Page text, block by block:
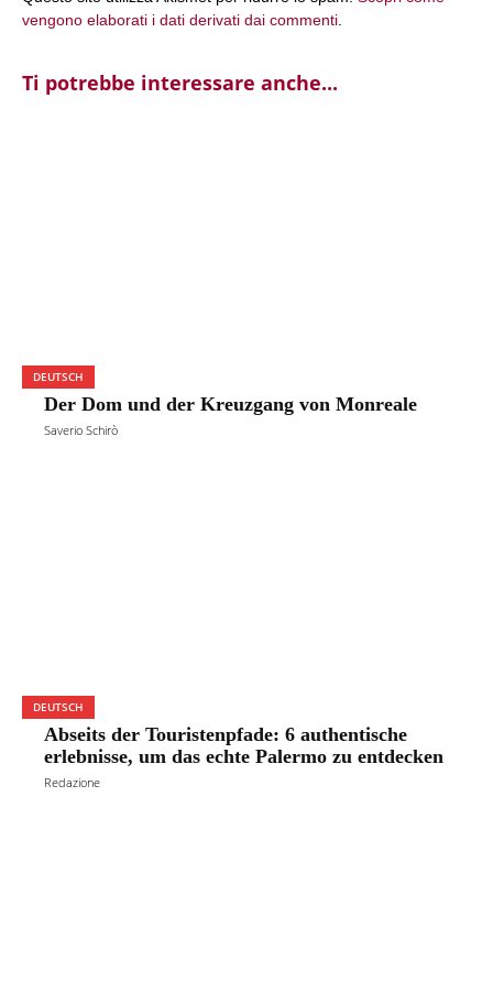
vengono elaborati i dati derivati dai commenti
Ti potrebbe interessare anche...
DEUTSCH
Der Dom und der Kreuzgang von Monreale
Saverio Schirò
DEUTSCH
Abseits der Touristenpfade: 6 authentische
erlebnisse, um das echte Palermo zu entdecken
Redazione